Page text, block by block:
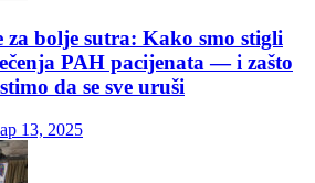
za bolje sutra: Kako smo stigli
PAH pacijenata — i zašto
da se sve uruši
13, 2025